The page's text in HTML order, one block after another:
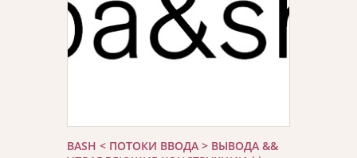
BASH < ПОТОКИ ВВОДА > ВЫВОДА &&